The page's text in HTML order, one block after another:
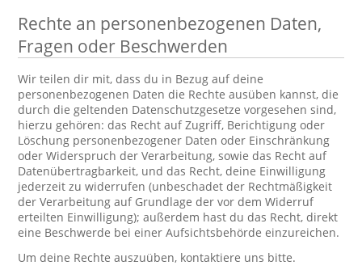
Rechte an personenbezogenen Daten,
Fragen oder Beschwerden
Wir teilen dir mit, dass du in Bezug auf deine
personenbezogenen Daten die Rechte ausüben kannst, die
durch die geltenden Datenschutzgesetze vorgesehen sind,
hierzu gehören: das Recht auf Zugriff, Berichtigung oder
Löschung personenbezogener Daten oder Einschränkung
oder Widerspruch der Verarbeitung, sowie das Recht auf
Datenübertragbarkeit, und das Recht, deine Einwilligung
jederzeit zu widerrufen (unbeschadet der Rechtmäßigkeit
der Verarbeitung auf Grundlage der vor dem Widerruf
erteilten Einwilligung); außerdem hast du das Recht, direkt
eine Beschwerde bei einer Aufsichtsbehörde einzureichen.
Um deine Rechte auszuüben, kontaktiere uns bitte.